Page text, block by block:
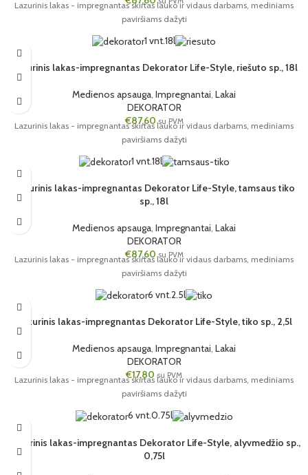
Lazurinis lakas - impregnantas skirtas lauko ir vidaus darbams, mediniams
paviršiams dažyti
1 vnt.18l
Lazurinis lakas-impregnantas Dekorator Life-Style, riešuto sp., 18l
Medienos apsauga, Impregnantai, Lakai
DEKORATOR
€87,60 su PVM
Lazurinis lakas - impregnantas skirtas lauko ir vidaus darbams, mediniams
paviršiams dažyti
1 vnt.18l
Lazurinis lakas-impregnantas Dekorator Life-Style, tamsaus tiko
sp., 18l
Medienos apsauga, Impregnantai, Lakai
DEKORATOR
€87,60 su PVM
Lazurinis lakas - impregnantas skirtas lauko ir vidaus darbams, mediniams
paviršiams dažyti
6 vnt.2.5l
Lazurinis lakas-impregnantas Dekorator Life-Style, tiko sp., 2,5l
Medienos apsauga, Impregnantai, Lakai
DEKORATOR
€17,80 su PVM
Lazurinis lakas - impregnantas skirtas lauko ir vidaus darbams, mediniams
paviršiams dažyti
6 vnt.0.75l
Lazūrinis lakas-impregnantas Dekorator Life-Style, alyvmedžio sp.,
0,75l